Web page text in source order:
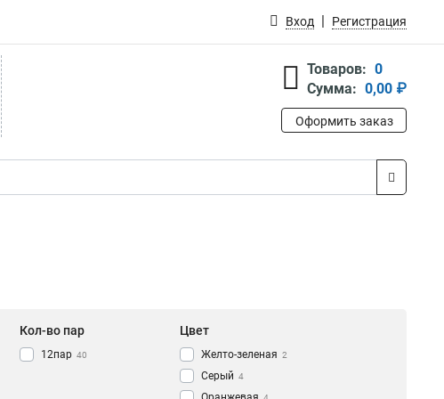
Вход Регистрация
Товаров: 0
Сумма: 0,00 ₽
Оформить заказ
Кол-во пар
12пар 40
Цвет
Желто-зеленая 2
Серый 4